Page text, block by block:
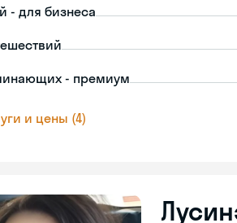
- для бизнеса
- премиум
и цены (4)